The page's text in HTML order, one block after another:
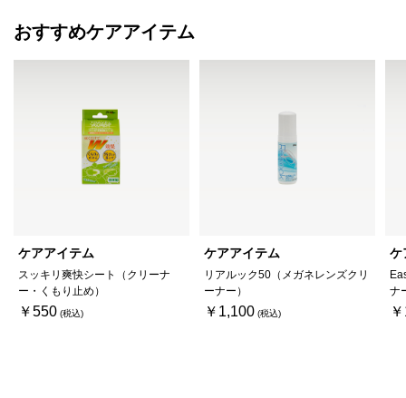
おすすめケアアイテム
ケアアイテム
スッキリ爽快シート（クリーナ
ー・くもり止め）
￥550
ケアアイテム
リアルック50（メガネレンズクリ
ーナー）
￥1,100
ケ
ナ